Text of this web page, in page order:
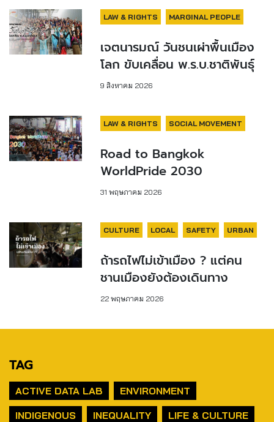
LAW & RIGHTS MARGINAL PEOPLE
เจตนารมณ์ วันชนเผ่าพื้นเมือง
โลก ขับเคลื่อน พ.ร.บ.ชาติพันธุ์
9 สิงหาคม 2026
LAW & RIGHTS SOCIAL MOVEMENT
Road to Bangkok
WorldPride 2030
31 พฤษภาคม 2026
CULTURE LOCAL SAFETY URBAN
ถ้ารถไฟไม่เข้าเมือง ? แต่คน
ชานเมืองยังต้องเดินทาง
22 พฤษภาคม 2026
TAG
ACTIVE DATA LAB
ENVIRONMENT
INDIGENOUS
INEQUALITY
LIFE & CULTURE